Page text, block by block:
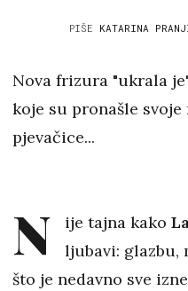
PIŠE KATARINA
Nova frizura "ukrala
koje su pronašle
pjevačice...
N ije tajna kako
ljubavi: glazbu,
što je nedavno sve